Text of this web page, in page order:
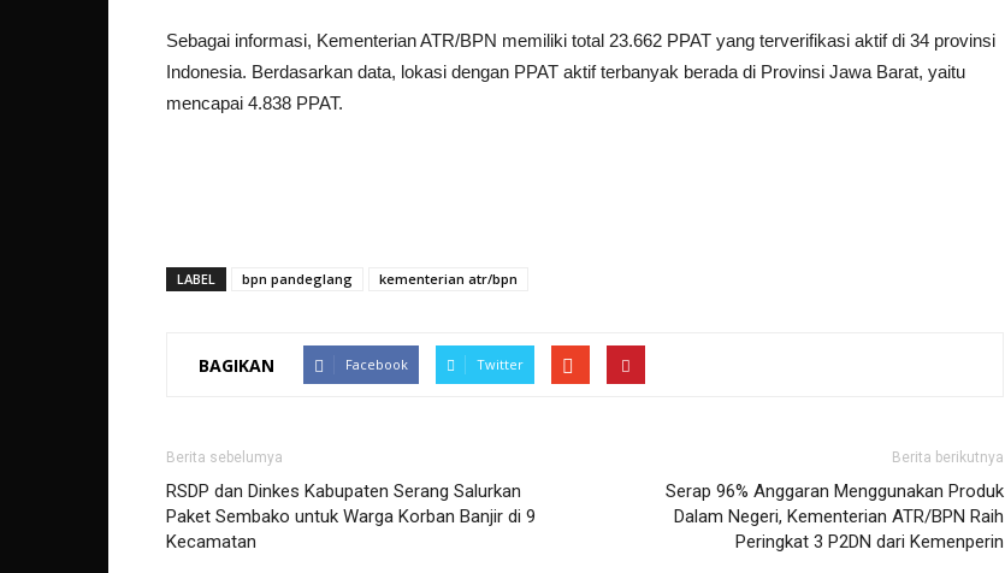
Sebagai informasi, Kementerian ATR/BPN memiliki total 23.662 PPAT yang terverifikasi aktif di 34 provinsi
Indonesia. Berdasarkan data, lokasi dengan PPAT aktif terbanyak berada di Provinsi Jawa Barat, yaitu
mencapai 4.838 PPAT.
LABEL bpn pandeglang kementerian atr/bpn
BAGIKAN Facebook Twitter
Berita sebelumya
RSDP dan Dinkes Kabupaten Serang Salurkan
Paket Sembako untuk Warga Korban Banjir di 9
Kecamatan
Berita berikutnya
Serap 96% Anggaran Menggunakan Produk
Dalam Negeri, Kementerian ATR/BPN Raih
Peringkat 3 P2DN dari Kemenperin